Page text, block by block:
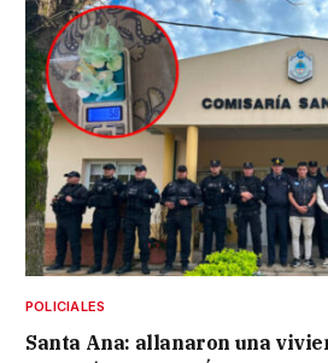
POLICIALES
Santa Ana: allanaron una